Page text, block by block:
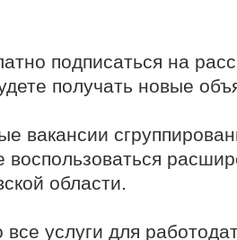
подписаться на
получать новые
вакансии
области.
услуги для